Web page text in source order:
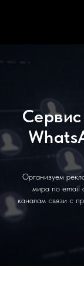
Организуем
мира по email
каналам связи с